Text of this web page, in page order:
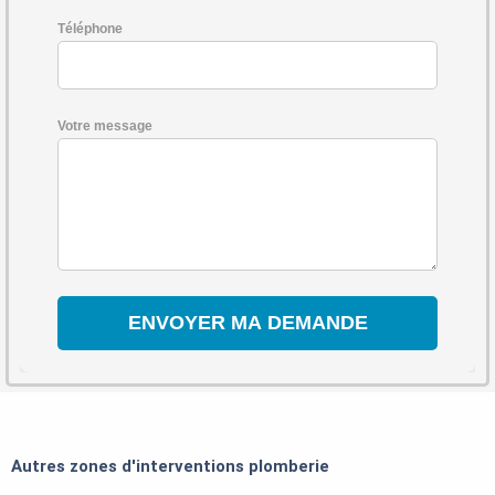
Téléphone
Votre message
Autres zones d'interventions plomberie